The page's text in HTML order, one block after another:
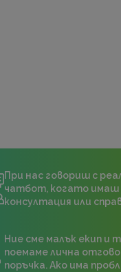
При нас говориш с
чатбот, когато
консултация или
Ние сме малък екип и
поемаме лична
поръчка. Ако има